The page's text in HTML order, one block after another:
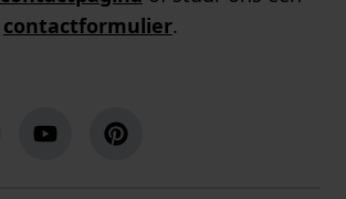
contactformulier.